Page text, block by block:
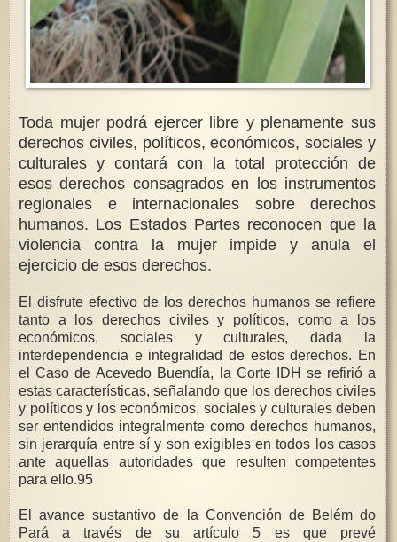
Toda mujer podrá ejercer libre y plenamente sus
derechos civiles, políticos, económicos, sociales y
culturales y contará con la total protección de
esos derechos consagrados en los instrumentos
regionales e internacionales sobre derechos
humanos. Los Estados Partes reconocen que la
violencia contra la mujer impide y anula el
ejercicio de esos derechos.
El disfrute efectivo de los derechos humanos se refiere
tanto a los derechos civiles y políticos, como a los
económicos, sociales y culturales, dada la
interdependencia e integralidad de estos derechos. En
el Caso de Acevedo Buendía, la Corte IDH se refirió a
estas características, señalando que los derechos civiles
y políticos y los económicos, sociales y culturales deben
ser entendidos integralmente como derechos humanos,
sin jerarquía entre sí y son exigibles en todos los casos
ante aquellas autoridades que resulten competentes
para ello.95
El avance sustantivo de la Convención de Belém do
Pará a través de su artículo 5 es que prevé